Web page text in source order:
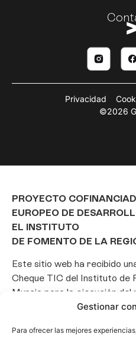
Gestionar
Para ofrecer las mejores
©2026
Privacidad
PROYECTO
EUROPEO DE
EL INSTITUTO
DE FOMENTO DE LA
Este sitio web ha recibido
Cheque TIC del Instituto de
Murcia para la ejecución
implantación de un Chatbot